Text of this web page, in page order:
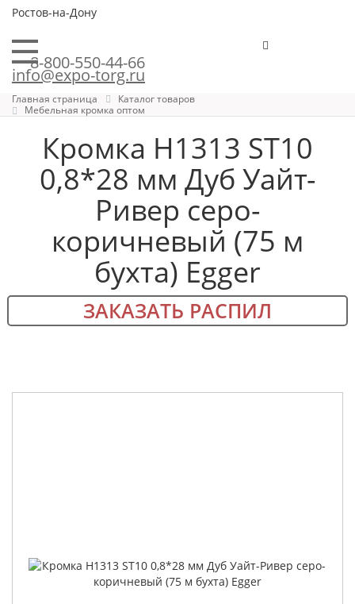
Ростов-на-Дону
8-800-550-44-66
info@expo-torg.ru
Главная страница
Каталог товаров
Мебельная кромка оптом
Кромка H1313 ST10
0,8*28 мм Дуб Уайт-
Ривер серо-
коричневый (75 м
бухта) Egger
ЗАКАЗАТЬ РАСПИЛ